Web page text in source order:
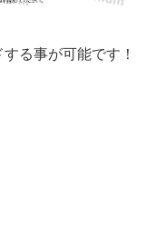
る事が可能です！